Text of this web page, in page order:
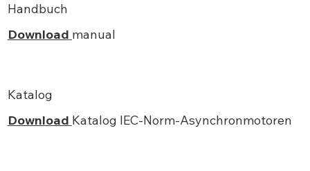
Handbuch
Download manual
Katalog
Download Katalog IEC-Norm-Asynchronmotoren